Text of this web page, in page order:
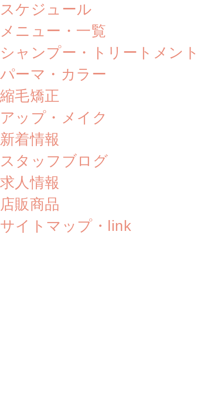
スケジュール
メニュー・一覧
シャンプー・トリートメント
パーマ・カラー
縮毛矯正
アップ・メイク
新着情報
スタッフブログ
求人情報
店販商品
サイトマップ・link